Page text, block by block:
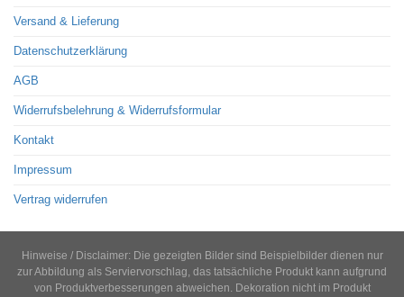
Versand & Lieferung
Datenschutzerklärung
AGB
Widerrufsbelehrung & Widerrufsformular
Kontakt
Impressum
Vertrag widerrufen
Hinweise / Disclaimer: Die gezeigten Bilder sind Beispielbilder dienen nur
zur Abbildung als Serviervorschlag, das tatsächliche Produkt kann aufgrund
von Produktverbesserungen abweichen. Dekoration nicht im Produkt